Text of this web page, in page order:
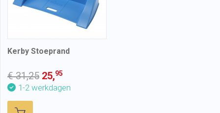
Kerby Stoeprand
€ 31,25 25,95
1-2 werkdagen